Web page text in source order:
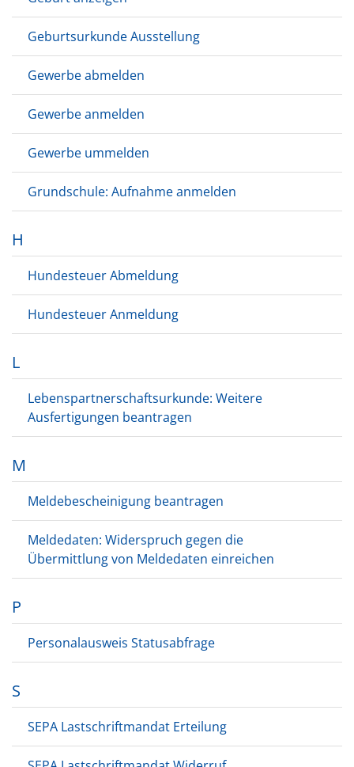
Geburtsurkunde Ausstellung
Gewerbe abmelden
Gewerbe anmelden
Gewerbe ummelden
Grundschule: Aufnahme anmelden
H
Hundesteuer Abmeldung
Hundesteuer Anmeldung
L
Lebenspartnerschaftsurkunde: Weitere
Ausfertigungen beantragen
M
Meldebescheinigung beantragen
Meldedaten: Widerspruch gegen die
Übermittlung von Meldedaten einreichen
P
Personalausweis Statusabfrage
S
SEPA Lastschriftmandat Erteilung